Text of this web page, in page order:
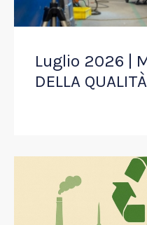
Luglio 2026 |
DELLA